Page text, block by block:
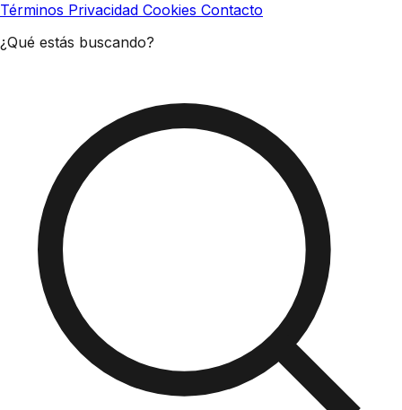
Términos Privacidad Cookies Contacto
¿Qué estás buscando?